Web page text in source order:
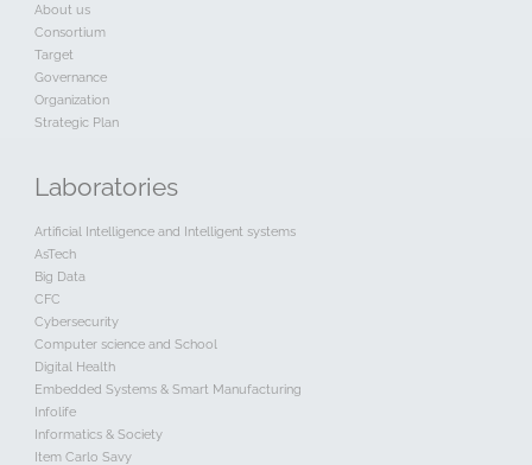
About us
Consortium
Target
Governance
Organization
Strategic Plan
Laboratories
Artificial Intelligence and Intelligent systems
AsTech
Big Data
CFC
Cybersecurity
Computer science and School
Digital Health
Embedded Systems & Smart Manufacturing
Infolife
Informatics & Society
Item Carlo Savy